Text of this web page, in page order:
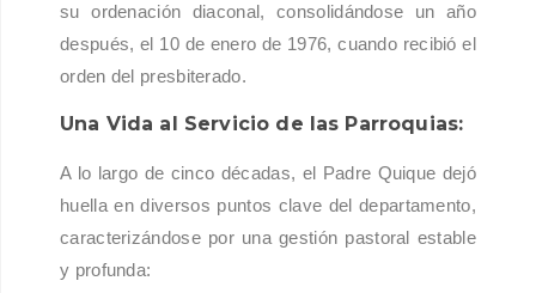
su ordenación diaconal, consolidándose un año
después, el 10 de enero de 1976, cuando recibió el
orden del presbiterado.
Una Vida al Servicio de las Parroquias:
A lo largo de cinco décadas, el Padre Quique dejó
huella en diversos puntos clave del departamento,
caracterizándose por una gestión pastoral estable
y profunda: